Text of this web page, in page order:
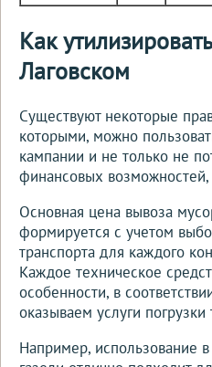
Как
Лаговском
Существуют некоторые
которыми, можно
кампании и не только не
финансовых
Основная цена вывоза
формируется с учетом
транспорта для каждого
Каждое техническое
особенности, в
оказываем услуги
Например, использование